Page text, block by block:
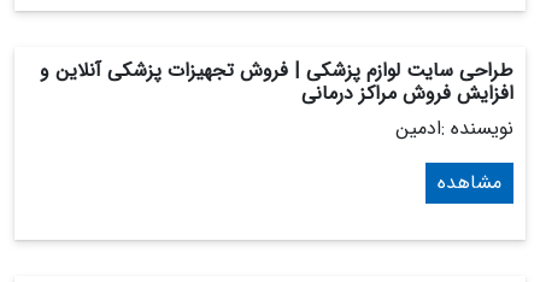
طراحی سایت لوازم پزشکی | فروش تجهیزات پزشکی آنلاین و
افزایش فروش مراکز درمانی
نویسنده :ادمین
مشاهده